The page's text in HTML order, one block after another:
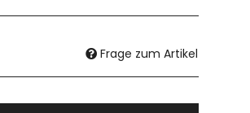
Frage zum Artikel